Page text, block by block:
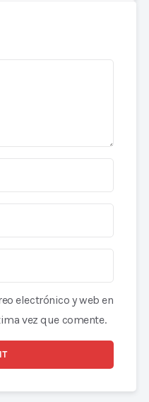
electrónico y web en
vez que comente.